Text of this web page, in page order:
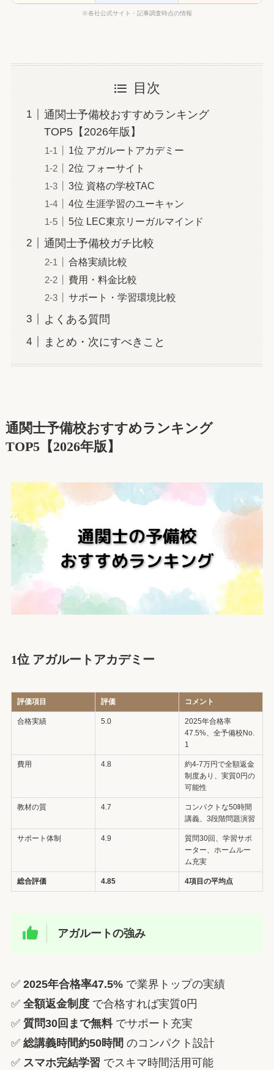
※各社公式サイト・記事調査時点の情報
目次
通関士予備校おすすめランキング
TOP5【2026年版】
1位 アガルートアカデミー
2位 フォーサイト
3位 資格の学校TAC
4位 生涯学習のユーキャン
5位 LEC東京リーガルマインド
通関士予備校ガチ比較
合格実績比較
費用・料金比較
サポート・学習環境比較
よくある質問
まとめ・次にすべきこと
通関士予備校おすすめランキング
TOP5【2026年版】
1位 アガルートアカデミー
評価項目 評価 コメント
合格実績 5.0
2025年合格率
47.5%、全予備校No.
1
費用 4.8
約4-7万円で全額返金
制度あり、実質0円の
可能性
教材の質 4.7
コンパクトな50時間
講義、3段階問題演習
サポート体制 4.9
質問30回、学習サポ
ーター、ホームルー
ム充実
総合評価 4.85 4項目の平均点
アガルートの強み
✅ 2025年合格率47.5%で業界トップの実績
✅ 全額返金制度で合格すれば実質0円
✅ 質問30回まで無料でサポート充実
✅ 総講義時間約50時間 のコンパクト設計
✅ スマホ完結学習 でスキマ時間活用可能